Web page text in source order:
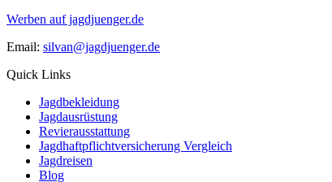
Werben auf jagdjuenger.de
Email: silvan@jagdjuenger.de
Quick Links
Jagdbekleidung
Jagdausrüstung
Revierausstattung
Jagdhaftpflichtversicherung Vergleich
Jagdreisen
Blog